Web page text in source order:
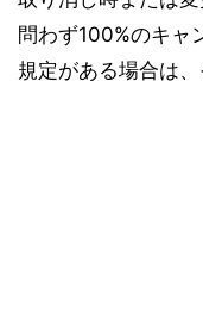
問わず100%のキャ
規定がある場合は、